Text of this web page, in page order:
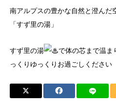
南アルプスの豊かな自然と澄んだ
「すず里の湯」
すず里の湯
で体の芯まで温ま
っくりゆっくりお過ごしください